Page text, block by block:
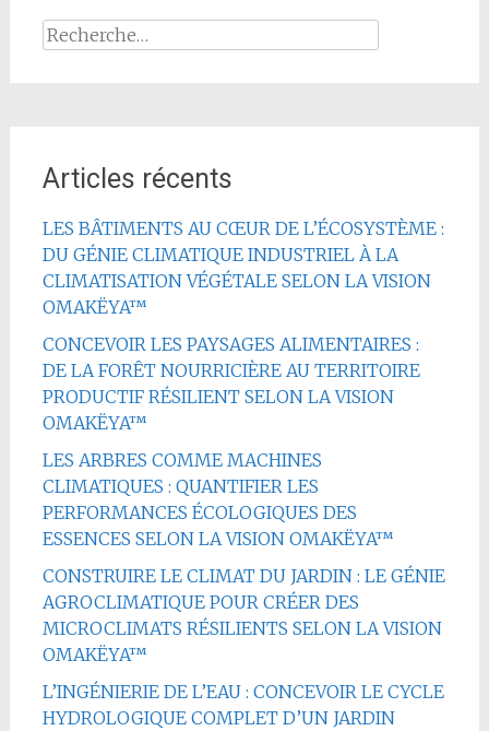
Rechercher :
Articles récents
LES BÂTIMENTS AU CŒUR DE L’ÉCOSYSTÈME :
DU GÉNIE CLIMATIQUE INDUSTRIEL À LA
CLIMATISATION VÉGÉTALE SELON LA VISION
OMAKËYA™
CONCEVOIR LES PAYSAGES ALIMENTAIRES :
DE LA FORÊT NOURRICIÈRE AU TERRITOIRE
PRODUCTIF RÉSILIENT SELON LA VISION
OMAKËYA™
LES ARBRES COMME MACHINES
CLIMATIQUES : QUANTIFIER LES
PERFORMANCES ÉCOLOGIQUES DES
ESSENCES SELON LA VISION OMAKËYA™
CONSTRUIRE LE CLIMAT DU JARDIN : LE GÉNIE
AGROCLIMATIQUE POUR CRÉER DES
MICROCLIMATS RÉSILIENTS SELON LA VISION
OMAKËYA™
L’INGÉNIERIE DE L’EAU : CONCEVOIR LE CYCLE
HYDROLOGIQUE COMPLET D’UN JARDIN